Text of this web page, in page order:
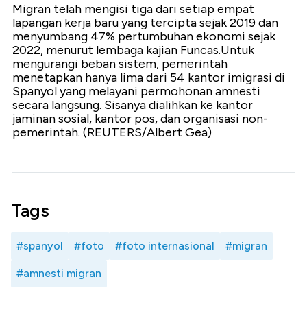
Migran telah mengisi tiga dari setiap empat
lapangan kerja baru yang tercipta sejak 2019 dan
menyumbang 47% pertumbuhan ekonomi sejak
2022, menurut lembaga kajian Funcas.Untuk
mengurangi beban sistem, pemerintah
menetapkan hanya lima dari 54 kantor imigrasi di
Spanyol yang melayani permohonan amnesti
secara langsung. Sisanya dialihkan ke kantor
jaminan sosial, kantor pos, dan organisasi non-
pemerintah. (REUTERS/Albert Gea)
Tags
#spanyol #foto #foto internasional #migran
#amnesti migran